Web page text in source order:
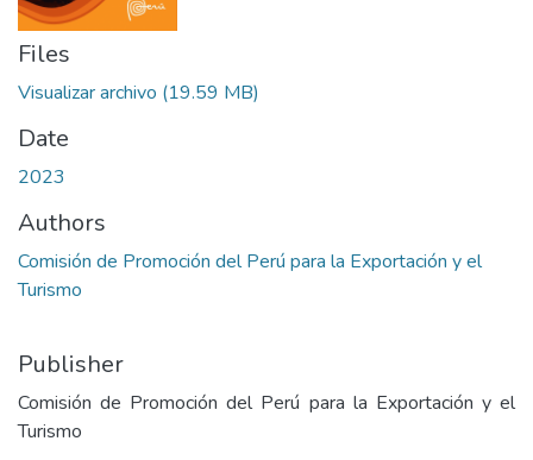
Files
Visualizar archivo (19.59 MB)
Date
2023
Authors
Comisión de Promoción del Perú para la Exportación y el
Turismo
Publisher
Comisión de Promoción del Perú para la Exportación y el
Turismo